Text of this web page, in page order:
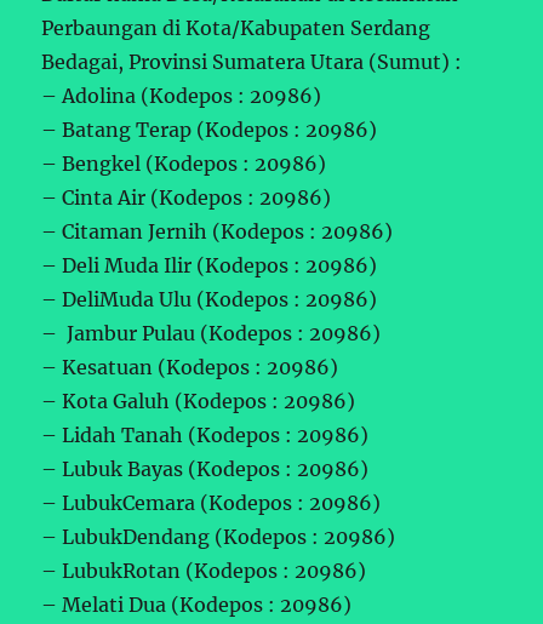
Perbaungan di Kota/Kabupaten Serdang
Bedagai, Provinsi Sumatera Utara (Sumut) :
– Adolina (Kodepos : 20986)
– Batang Terap (Kodepos : 20986)
– Bengkel (Kodepos : 20986)
– Cinta Air (Kodepos : 20986)
– Citaman Jernih (Kodepos : 20986)
– Deli Muda Ilir (Kodepos : 20986)
– DeliMuda Ulu (Kodepos : 20986)
– Jambur Pulau (Kodepos : 20986)
– Kesatuan (Kodepos : 20986)
– Kota Galuh (Kodepos : 20986)
– Lidah Tanah (Kodepos : 20986)
– Lubuk Bayas (Kodepos : 20986)
– LubukCemara (Kodepos : 20986)
– LubukDendang (Kodepos : 20986)
– LubukRotan (Kodepos : 20986)
– Melati Dua (Kodepos : 20986)